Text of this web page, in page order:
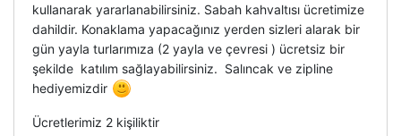
kullanarak yararlanabilirsiniz. Sabah kahvaltısı ücretimize
dahildir. Konaklama yapacağınız yerden sizleri alarak bir
gün yayla turlarımıza (2 yayla ve çevresi ) ücretsiz bir
şekilde katılım sağlayabilirsiniz. Salıncak ve zipline
hediyemizdir
Ücretlerimiz 2 kişiliktir